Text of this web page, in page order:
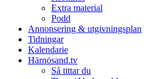
Extra material
Podd
Annonsering & utgivningsplan
Tidningar
Kalendarie
Härnösand.tv
Så tittar du